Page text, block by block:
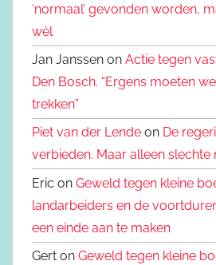
‘normaal’ gevonden worden,
wèl
Jan Janssen on Actie tegen
Den Bosch. “Ergens moeten
trekken”
Piet van der Lende on De
verbieden. Maar alleen slechte
Eric on Geweld tegen kleine
landarbeiders en de
een einde aan te maken
Gert on Geweld tegen kleine